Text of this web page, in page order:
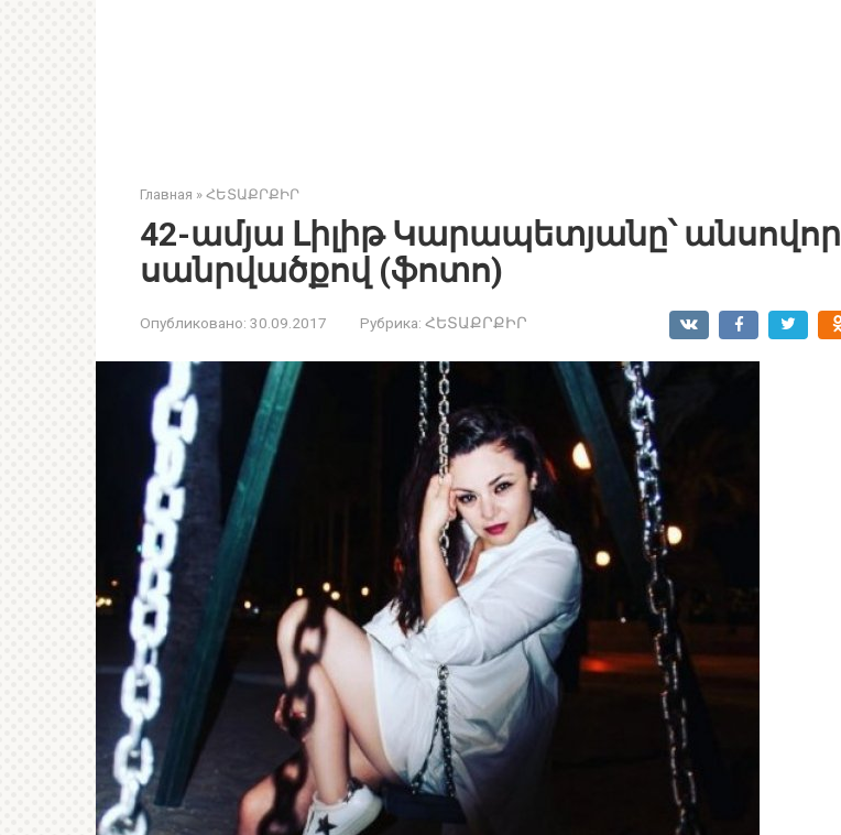
Главная » ՀԵՏԱՔՐՔԻՐ
42-ամյա Լիլիթ Կարապետյանը՝ անսովոր
սանրվածքով (ֆոտո)
Опубликовано: 30.09.2017 Рубрика: ՀԵՏԱՔՐՔԻՐ